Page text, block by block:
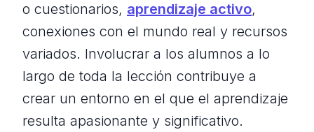
o cuestionarios, aprendizaje activo,
conexiones con el mundo real y recursos
variados. Involucrar a los alumnos a lo
largo de toda la lección contribuye a
crear un entorno en el que el aprendizaje
resulta apasionante y significativo.